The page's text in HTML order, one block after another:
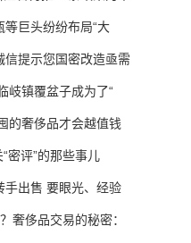
巨头纷纷布局“大
提示您国密改造亟需
岐镇覆盆子成为了“
的奢侈品才会越值钱
密评”的那些事儿
手出售 要眼光、经验
奢侈品交易的秘密：